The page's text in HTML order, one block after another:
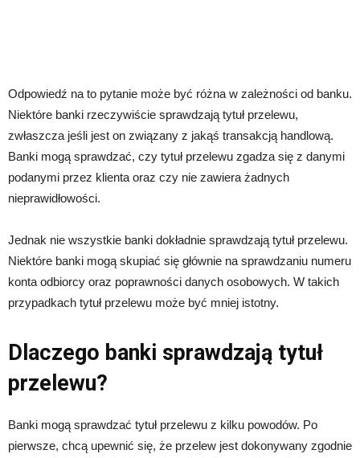
Odpowiedź na to pytanie może być różna w zależności od banku.
Niektóre banki rzeczywiście sprawdzają tytuł przelewu,
zwłaszcza jeśli jest on związany z jakąś transakcją handlową.
Banki mogą sprawdzać, czy tytuł przelewu zgadza się z danymi
podanymi przez klienta oraz czy nie zawiera żadnych
nieprawidłowości.
Jednak nie wszystkie banki dokładnie sprawdzają tytuł przelewu.
Niektóre banki mogą skupiać się głównie na sprawdzaniu numeru
konta odbiorcy oraz poprawności danych osobowych. W takich
przypadkach tytuł przelewu może być mniej istotny.
Dlaczego banki sprawdzają tytuł
przelewu?
Banki mogą sprawdzać tytuł przelewu z kilku powodów. Po
pierwsze, chcą upewnić się, że przelew jest dokonywany zgodnie